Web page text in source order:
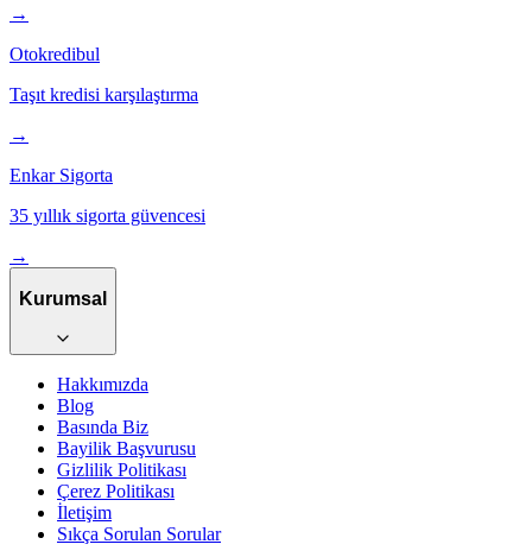
→
Otokredibul
Taşıt kredisi karşılaştırma
→
Enkar Sigorta
35 yıllık sigorta güvencesi
→
Kurumsal
Hakkımızda
Blog
Basında Biz
Bayilik Başvurusu
Gizlilik Politikası
Çerez Politikası
İletişim
Sıkça Sorulan Sorular